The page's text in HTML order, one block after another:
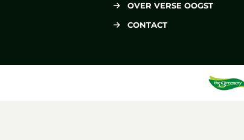
OVER VERSE OOGST
CONTACT